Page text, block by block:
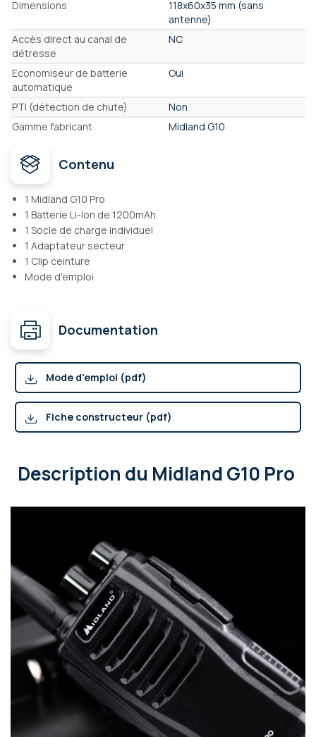
Dimensions
118x60x35 mm (sans
antenne)
Accès direct au canal de
détresse
NC
Economiseur de batterie
automatique
Oui
PTI (détection de chute)
Non
Gamme fabricant
Midland G10
Contenu
1 Midland G10 Pro
1 Batterie Li-Ion de 1200mAh
1 Socle de charge individuel
1 Adaptateur secteur
1 Clip ceinture
Mode d'emploi
Documentation
Mode d'emploi (pdf)
Fiche constructeur (pdf)
Description du Midland G10 Pro